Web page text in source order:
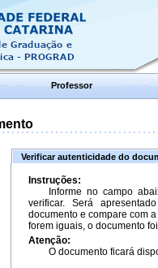
Professor
Verificar autenticidade do
Instruções:
Informe no campo
verificar. Será
documento e compare com
forem iguais, o documento
Atenção:
O documento ficará